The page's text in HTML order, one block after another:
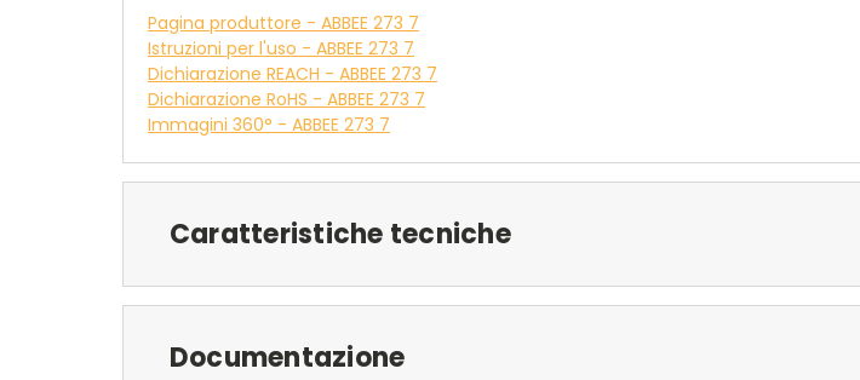
Pagina produttore - ABBEE 273 7
Istruzioni per l'uso - ABBEE 273 7
Dichiarazione REACH - ABBEE 273 7
Dichiarazione RoHS - ABBEE 273 7
Immagini 360° - ABBEE 273 7
Caratteristiche tecniche
Documentazione